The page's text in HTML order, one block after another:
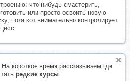
что-нибудь смастерить,
или просто освоить новую
пока кот внимательно контролирует
На короткое время рассказываем где
редкие курсы
сообщениях на форуме. Прошу Вас
и быть внимательнее.
от рождения до 18 лет. Как не
Ковалевская)